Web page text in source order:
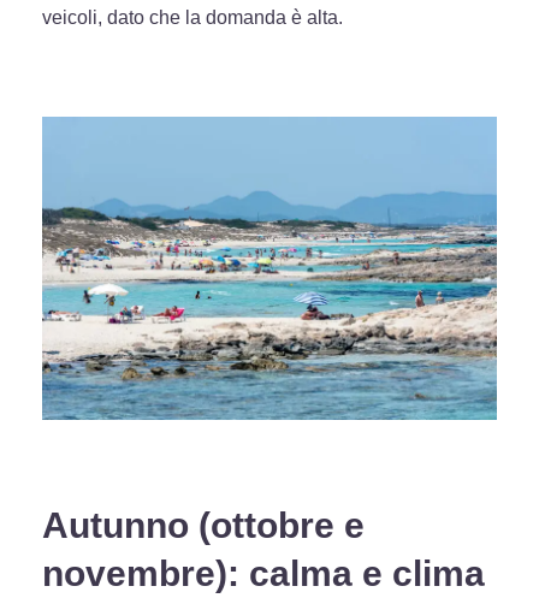
veicoli, dato che la domanda è alta.
Autunno (ottobre e
novembre): calma e clima